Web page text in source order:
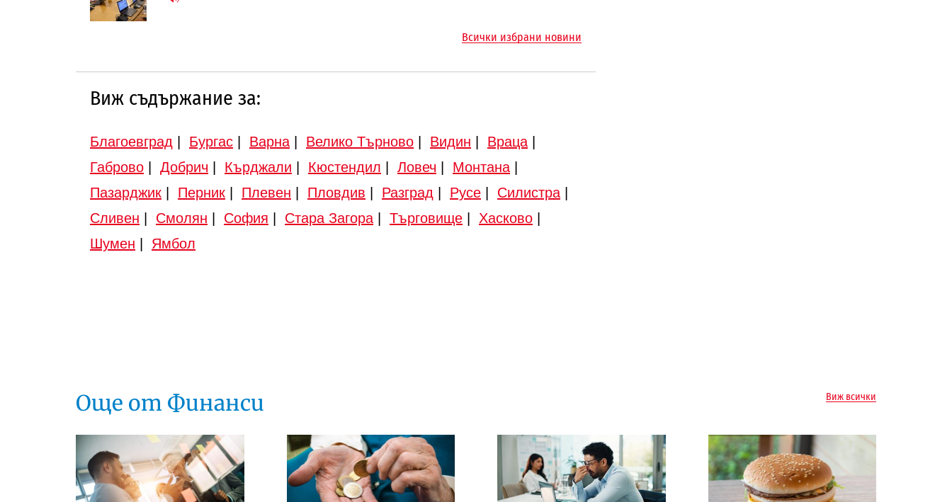
Всички избрани новини
Виж съдържание за:
Благоевград Бургас Варна Велико Търново Видин Враца
Габрово
Добрич Кърджали Кюстендил Ловеч Монтана
Пазарджик
Перник Плевен Пловдив Разград Русе Силистра
Сливен
Смолян София Стара Загора Търговище Хасково
Шумен
Ямбол
Още от Финанси Виж всички